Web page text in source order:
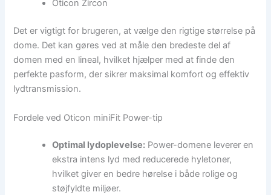
Oticon Zircon
Det er vigtigt for brugeren, at vælge den rigtige størrelse på
dome. Det kan gøres ved at måle den bredeste del af
domen med en lineal, hvilket hjælper med at finde den
perfekte pasform, der sikrer maksimal komfort og effektiv
lydtransmission.
Fordele ved Oticon miniFit Power-tip
Optimal lydoplevelse: Power-domene leverer en
ekstra intens lyd med reducerede hyletoner,
hvilket giver en bedre hørelse i både rolige og
støjfyldte miljøer.